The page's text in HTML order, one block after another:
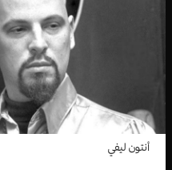
أنتون ليفي